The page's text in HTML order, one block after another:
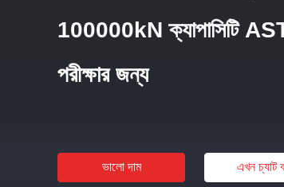
100000kN ক্যাপাসিটি
পরীক্ষার জন্য
ভালো দাম এখন চ্যাট